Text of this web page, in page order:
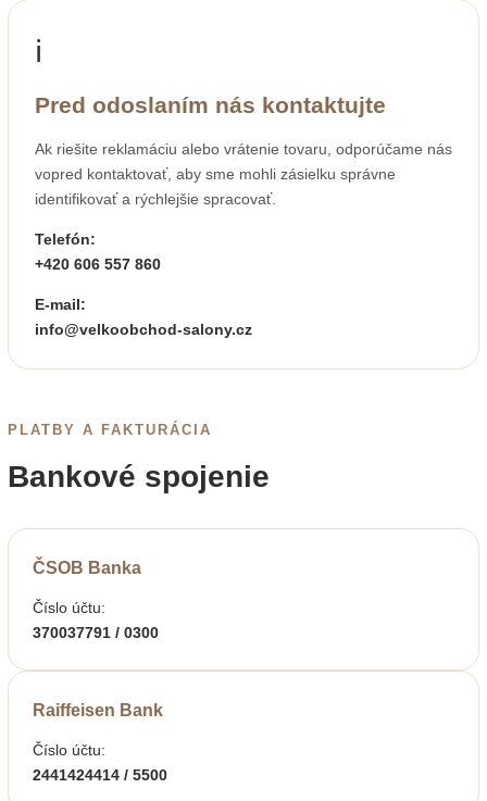
ℹ️
Pred odoslaním nás kontaktujte
Ak riešite reklamáciu alebo vrátenie tovaru, odporúčame nás
vopred kontaktovať, aby sme mohli zásielku správne
identifikovať a rýchlejšie spracovať.
Telefón:
+420 606 557 860
E-mail:
info@velkoobchod-salony.cz
PLATBY A FAKTURÁCIA
Bankové spojenie
ČSOB Banka
Číslo účtu:
370037791 / 0300
Raiffeisen Bank
Číslo účtu:
2441424414 / 5500